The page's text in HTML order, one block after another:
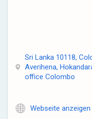
Sri Lanka 10118,
Averihena,
office Colombo
Webseite anzeigen